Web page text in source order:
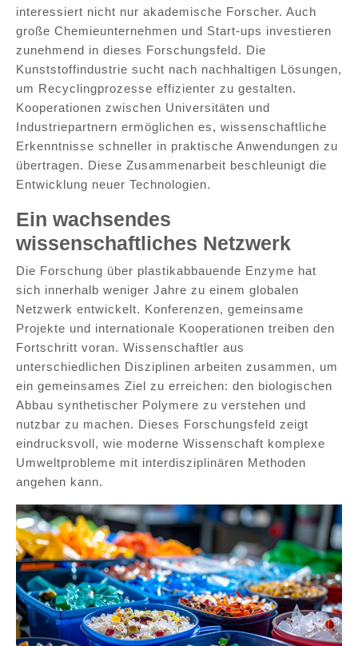
interessiert nicht nur akademische Forscher. Auch
große Chemieunternehmen und Start-ups investieren
zunehmend in dieses Forschungsfeld. Die
Kunststoffindustrie sucht nach nachhaltigen Lösungen,
um Recyclingprozesse effizienter zu gestalten.
Kooperationen zwischen Universitäten und
Industriepartnern ermöglichen es, wissenschaftliche
Erkenntnisse schneller in praktische Anwendungen zu
übertragen. Diese Zusammenarbeit beschleunigt die
Entwicklung neuer Technologien.
Ein wachsendes
wissenschaftliches Netzwerk
Die Forschung über plastikabbauende Enzyme hat
sich innerhalb weniger Jahre zu einem globalen
Netzwerk entwickelt. Konferenzen, gemeinsame
Projekte und internationale Kooperationen treiben den
Fortschritt voran. Wissenschaftler aus
unterschiedlichen Disziplinen arbeiten zusammen, um
ein gemeinsames Ziel zu erreichen: den biologischen
Abbau synthetischer Polymere zu verstehen und
nutzbar zu machen. Dieses Forschungsfeld zeigt
eindrucksvoll, wie moderne Wissenschaft komplexe
Umweltprobleme mit interdisziplinären Methoden
angehen kann.